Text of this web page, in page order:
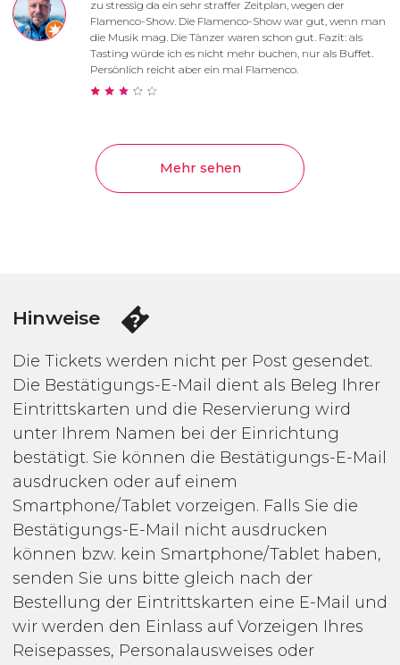
zu stressig da ein sehr straffer Zeitplan, wegen der
Flamenco-Show. Die Flamenco-Show war gut, wenn man
die Musik mag. Die Tänzer waren schon gut. Fazit: als
Tasting würde ich es nicht mehr buchen, nur als Buffet.
Persönlich reicht aber ein mal Flamenco.
Mehr sehen
Hinweise
Die Tickets werden nicht per Post gesendet.
Die Bestätigungs-E-Mail dient als Beleg Ihrer
Eintrittskarten und die Reservierung wird
unter Ihrem Namen bei der Einrichtung
bestätigt. Sie können die Bestätigungs-E-Mail
ausdrucken oder auf einem
Smartphone/Tablet vorzeigen. Falls Sie die
Bestätigungs-E-Mail nicht ausdrucken
können bzw. kein Smartphone/Tablet haben,
senden Sie uns bitte gleich nach der
Bestellung der Eintrittskarten eine E-Mail und
wir werden den Einlass auf Vorzeigen Ihres
Reisepasses, Personalausweises oder